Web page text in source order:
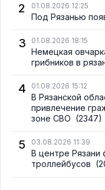
2 01.08.2026 12:25
Под Рязанью
3 01.08.2026 18:15
Немецкая
грибников в
4 01.08.2026 15:12
В Рязанской
привлечение
зоне СВО (2347)
5 03.08.2026 11:39
В центре Рязани
троллейбусов